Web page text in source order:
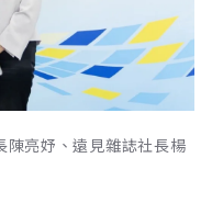
陳亮妤、遠見雜誌社長楊